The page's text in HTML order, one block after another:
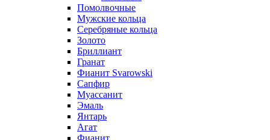
Помолвочные
Мужские кольца
Серебряные кольца
Золото
Бриллиант
Гранат
Фианит Svarowski
Сапфир
Муассанит
Эмаль
Янтарь
Агат
Фианит